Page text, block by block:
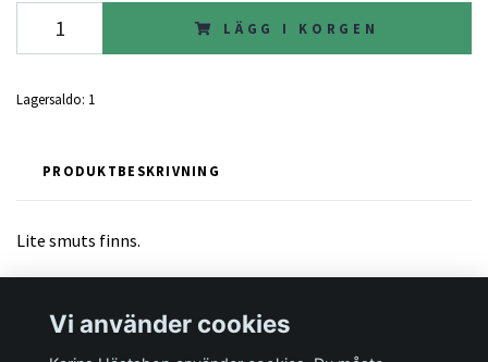
LÄGG I KORGEN
Lagersaldo: 1
PRODUKTBESKRIVNING
Lite smuts finns.
Vi använder cookies